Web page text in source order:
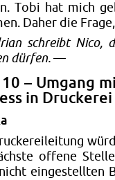
Tobi hat mich
Daher die
schreibt Nico,
dür­fen.—
10 – Um­gang
in Dru­cke­rei
of­fe­ne
ein­ge­stell­ten